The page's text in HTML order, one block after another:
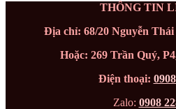
THÔNG TIN
Địa chỉ: 68/20 Nguyễn
Hoặc: 269 Trần Quý,
Điện thoại:
Zalo: 0908